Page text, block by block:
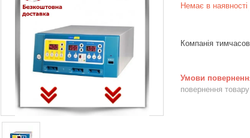
Немає в наявності
Компанія
повернення